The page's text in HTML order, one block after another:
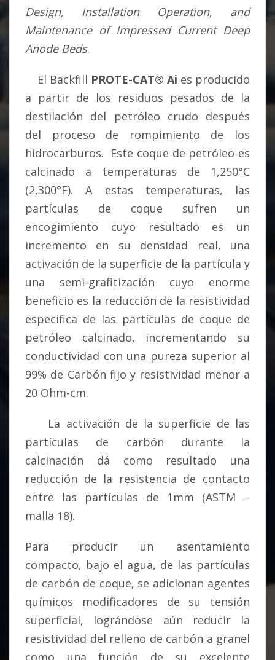
Design, Installation Operation, and
Maintenanceof Impressed Current Deep
Anode Beds.
El Backfill PROTE-CAT® Ai es producido
a partir de los residuos pesados de la
destilación del petróleo crudo después
del proceso de rompimiento de los
hidrocarburos. Este coque de petróleo es
calcinado a temperaturas de 1,250°C
(2,300°F). A estas temperaturas, las
partículas de coque sufren un
encogimiento cuyo resultado es un
incremento en su densidad real, una
activación de la superficie de la partícula y
una semi-grafitización cuyo enorme
beneficio es la reducción de la resistividad
especifica de las partículas de coque de
petróleo calcinado, incrementando su
conductividad con una pureza superior al
99% de Carbón fijo y resistividad menor a
20 Ohm-cm.
La activación de la superficie de las
partículas de carbón durante la
calcinación dá como resultado una
reducción de la resistencia de contacto
entre las partículas de 1mm (ASTM –
malla 18).
Para producir un asentamiento
compacto, bajo el agua, de las partículas
de carbón de coque, se adicionan agentes
químicos modificadores de su tensión
superficial, lográndose aún reducir la
resistividad del relleno de carbón a granel
como una función de su excelente